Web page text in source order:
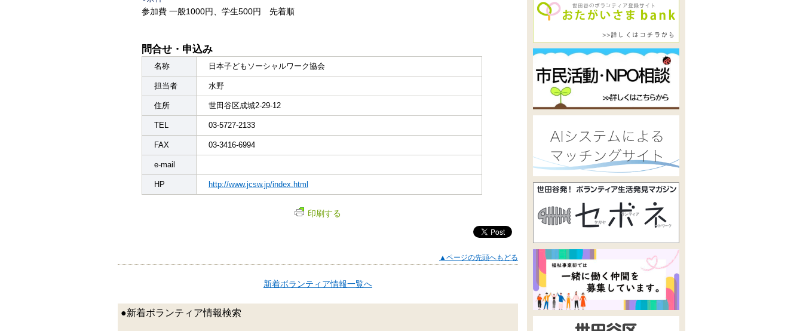
参加費 一般1000円、学生500円 先着順
問合せ・申込み
名称 日本子どもソーシャルワーク協会
担当者 水野
住所 世田谷区成城2-29-12
TEL 03-5727-2133
FAX 03-3416-6994
e-mail
HP http://www.jcsw.jp/index.html
印刷する
▲ページの先頭へもどる
新着ボランティア情報一覧へ
●新着ボランティア情報検索